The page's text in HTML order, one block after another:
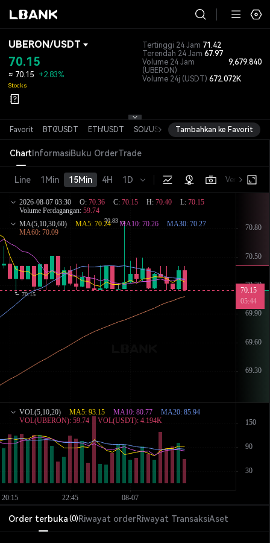
UBERON/USDT
70.15
≈ 70.15 +2.83%
Stocks
Tertinggi 24 Jam 71.42
Terendah 24 Jam 67.97
Volume 24 Jam
(UBERON)
9,679.840
Volume 24j (USDT) 672.072K
Favorit BTC/USDT ETH/USDT SOL/USDT XRP/USDT DOGE/USDT
Tambahkan ke Favorit
ChartInformasiBuku OrderTrade
Line 1Min 15Min 4H 1D Versi dasar
Order terbuka (0)Riwayat orderRiwayat TransaksiAset